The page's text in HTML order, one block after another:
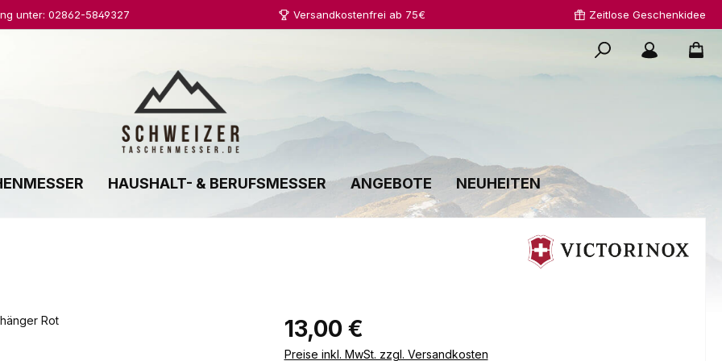
unter: 02862-5849327 Versandkostenfrei ab 75€ Zeitlose Geschenkidee
HAUSHALT- & BERUFSMESSER ANGEBOTE NEUHEITEN
Regulärer Preis:
13,00 €
Preise inkl. MwSt. zzgl. Versandkosten